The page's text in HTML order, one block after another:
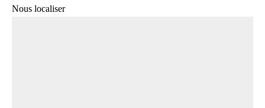
Nous localiser